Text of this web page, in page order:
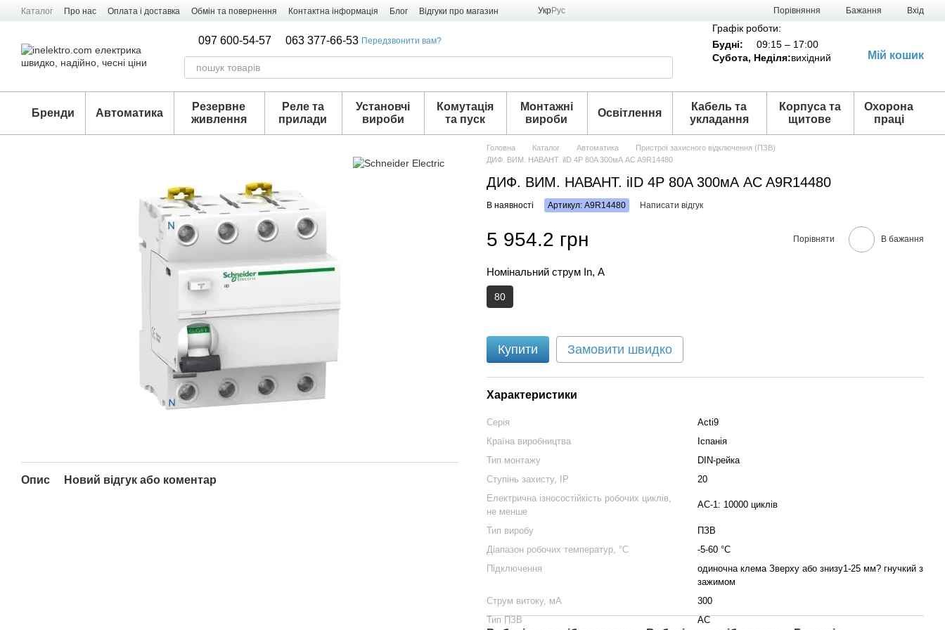
Перейти к основному контенту
Каталог Про нас Оплата і доставка Обмін та повернення Контактна інформація Блог Відгуки про магазин УкрРус Порівняння Бажання Вхід
097 600-54-57 063 377-66-53 Передзвонити вам?
Графік роботи:
Будні:
09:15 – 17:00
Субота, Неділя:вихідний Мій кошик
Бренди Автоматика
Резервне
живлення
Реле та
прилади
Установчі
вироби
Комутація
та пуск
Монтажні
вироби
Освітлення
Кабель та
укладання
Корпуса та
щитове
Охорона
праці
Опис Новий відгук або коментар
Головна Каталог Автоматика
Пристрої захисного відключення (ПЗВ)
ДИФ. ВИМ. НАВАНТ. iID 4P 80A 300мА AC A9R14480
ДИФ. ВИМ. НАВАНТ. iID 4P 80A 300мА AC A9R14480
В наявності Артикул: A9R14480 Написати відгук
5 954.2 грн Порівняти В бажання
Номінальний струм In, А
80
Купити Замовити швидко
Характеристики
Серія
Acti9
Країна виробництва
Іспанія
Тип монтажу
DIN-рейка
Ступінь захисту, ІР
20
Електрична ізносостійкість робочих циклів,
не менше
AC-1: 10000 циклів
Тип виробу
ПЗВ
Діапазон робочих температур, °С
-5-60 °C
Підключення
одиночна клема Зверху або знизу1-25 мм? гнучкий з
зажимом
Струм витоку, мА
300
Тип ПЗВ
АС